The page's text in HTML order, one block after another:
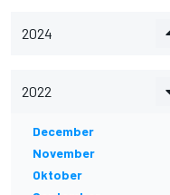
2024
2022
December
November
Oktober